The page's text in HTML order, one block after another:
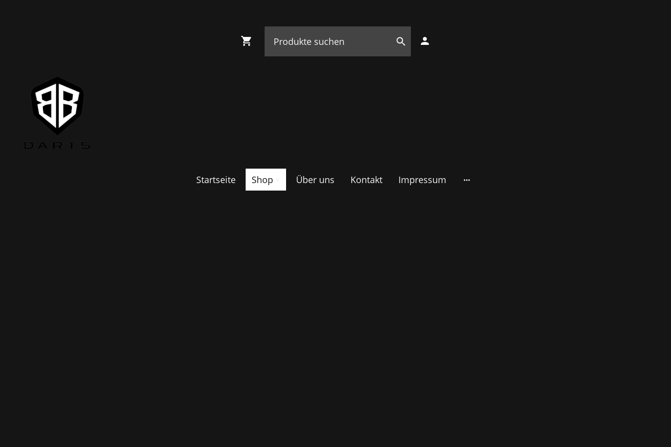
Startseite Shop Über uns Kontakt Impressum